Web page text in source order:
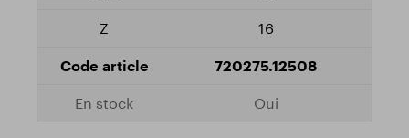
16
720275.12508
Oui